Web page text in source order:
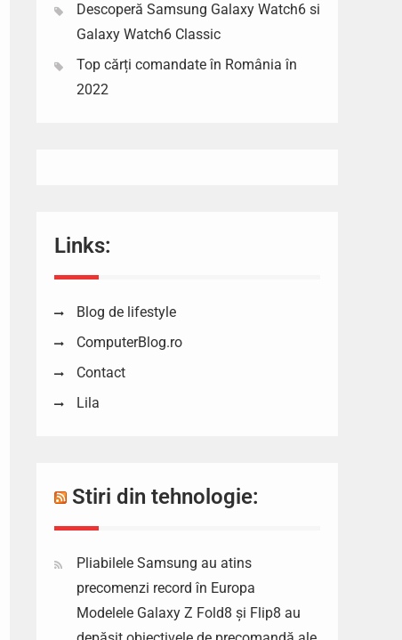
Descoperă Samsung Galaxy Watch6 si
Galaxy Watch6 Classic
Top cărți comandate în România în
2022
Links:
Blog de lifestyle
ComputerBlog.ro
Contact
Lila
Stiri din tehnologie:
Pliabilele Samsung au atins
precomenzi record în Europa
Modelele Galaxy Z Fold8 și Flip8 au